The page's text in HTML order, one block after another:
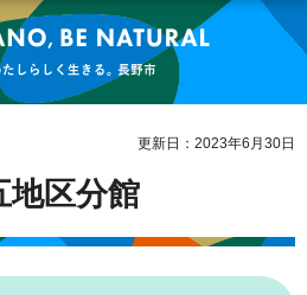
しらしく生きる。長野市
更新日：2023年6月30日
地区分館